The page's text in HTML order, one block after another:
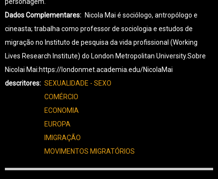
Dados Complementares
Nicola Mai é sociólogo, antropólogo e
cineasta; trabalha como professor de sociologia e estudos de
migração no Instituto de pesquisa da vida profissional (Working
Lives Research Institute) do London Metropolitan University.Sobre
Nicolai Mai:https://londonmet.academia.edu/NicolaMai
descritores
SEXUALIDADE - SEXO
COMÉRCIO
ECONOMIA
EUROPA
IMIGRAÇÃO
MOVIMENTOS MIGRATÓRIOS